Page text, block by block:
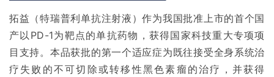
拓益（特瑞普利单抗注射液）作为我国批准上市的首个国
产以PD-1为靶点的单抗药物，获得国家科技重大专项项
目支持。本品获批的第一个适应症为既往接受全身系统治
疗失败的不可切除或转移性黑色素瘤的治疗，并获得